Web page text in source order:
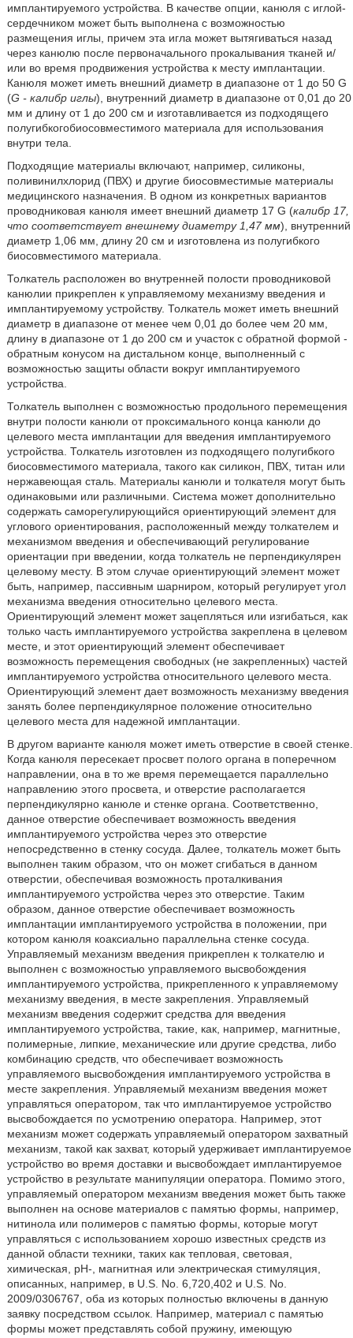
имплантируемого устройства. В качестве опции, канюля с иглой-
сердечником может быть выполнена с возможностью
размещения иглы, причем эта игла может вытягиваться назад
через канюлю после первоначального прокалывания тканей и/
или во время продвижения устройства к месту имплантации.
Канюля может иметь внешний диаметр в диапазоне от 1 до 50 G
(G - калибр иглы), внутренний диаметр в диапазоне от 0,01 до 20
мм и длину от 1 до 200 см и изготавливается из подходящего
полугибкогобиосовместимого материала для использования
внутри тела.
Подходящие материалы включают, например, силиконы,
поливинилхлорид (ПВХ) и другие биосовместимые материалы
медицинского назначения. В одном из конкретных вариантов
проводниковая канюля имеет внешний диаметр 17 G (калибр 17,
что соответствует внешнему диаметру 1,47 мм), внутренний
диаметр 1,06 мм, длину 20 см и изготовлена из полугибкого
биосовместимого материала.
Толкатель расположен во внутренней полости проводниковой
канюлии прикреплен к управляемому механизму введения и
имплантируемому устройству. Толкатель может иметь внешний
диаметр в диапазоне от менее чем 0,01 до более чем 20 мм,
длину в диапазоне от 1 до 200 см и участок с обратной формой -
обратным конусом на дистальном конце, выполненный с
возможностью защиты области вокруг имплантируемого
устройства.
Толкатель выполнен с возможностью продольного перемещения
внутри полости канюли от проксимального конца канюли до
целевого места имплантации для введения имплантируемого
устройства. Толкатель изготовлен из подходящего полугибкого
биосовместимого материала, такого как силикон, ПВХ, титан или
нержавеющая сталь. Материалы канюли и толкателя могут быть
одинаковыми или различными. Система может дополнительно
содержать саморегулирующийся ориентирующий элемент для
углового ориентирования, расположенный между толкателем и
механизмом введения и обеспечивающий регулирование
ориентации при введении, когда толкатель не перпендикулярен
целевому месту. В этом случае ориентирующий элемент может
быть, например, пассивным шарниром, который регулирует угол
механизма введения относительно целевого места.
Ориентирующий элемент может зацепляться или изгибаться, как
только часть имплантируемого устройства закреплена в целевом
месте, и этот ориентирующий элемент обеспечивает
возможность перемещения свободных (не закрепленных) частей
имплантируемого устройства относительного целевого места.
Ориентирующий элемент дает возможность механизму введения
занять более перпендикулярное положение относительно
целевого места для надежной имплантации.
В другом варианте канюля может иметь отверстие в своей стенке.
Когда канюля пересекает просвет полого органа в поперечном
направлении, она в то же время перемещается параллельно
направлению этого просвета, и отверстие располагается
перпендикулярно канюле и стенке органа. Соответственно,
данное отверстие обеспечивает возможность введения
имплантируемого устройства через это отверстие
непосредственно в стенку сосуда. Далее, толкатель может быть
выполнен таким образом, что он может сгибаться в данном
отверстии, обеспечивая возможность проталкивания
имплантируемого устройства через это отверстие. Таким
образом, данное отверстие обеспечивает возможность
имплантации имплантируемого устройства в положении, при
котором канюля коаксиально параллельна стенке сосуда.
Управляемый механизм введения прикреплен к толкателю и
выполнен с возможностью управляемого высвобождения
имплантируемого устройства, прикрепленного к управляемому
механизму введения, в месте закрепления. Управляемый
механизм введения содержит средства для введения
имплантируемого устройства, такие, как, например, магнитные,
полимерные, липкие, механические или другие средства, либо
комбинацию средств, что обеспечивает возможность
управляемого высвобождения имплантируемого устройства в
месте закрепления. Управляемый механизм введения может
управляться оператором, так что имплантируемое устройство
высвобождается по усмотрению оператора. Например, этот
механизм может содержать управляемый оператором захватный
механизм, такой как захват, который удерживает имплантируемое
устройство во время доставки и высвобождает имплантируемое
устройство в результате манипуляции оператора. Помимо этого,
управляемый оператором механизм введения может быть также
выполнен на основе материалов с памятью формы, например,
нитинола или полимеров с памятью формы, которые могут
управляться с использованием хорошо известных средств из
данной области техники, таких как тепловая, световая,
химическая, рН-, магнитная или электрическая стимуляция,
описанных, например, в U.S. No. 6,720,402 и U.S. No.
2009/0306767, оба из которых полностью включены в данную
заявку посредством ссылок. Например, материал с памятью
формы может представлять собой пружину, имеющую